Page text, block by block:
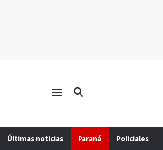
Últimas noticias Paraná Policiales